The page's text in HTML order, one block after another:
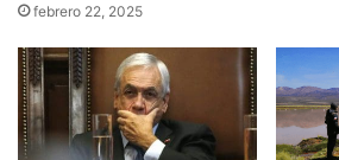
febrero 22, 2025